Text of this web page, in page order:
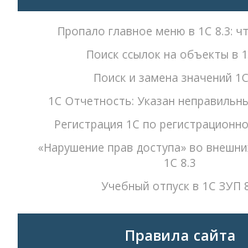
Пропало главное меню в 1С 8.3:
Поиск ссылок на объекты в
Поиск и замена значений
1С Отчетность: Указан
Регистрация 1С по
«Нарушение прав доступа» во
1С 8.3
Учебный отпуск в 1С ЗУП
Правила сайта